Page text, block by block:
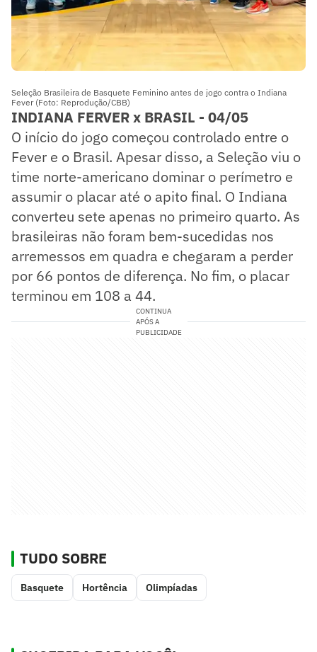
Seleção Brasileira de Basquete Feminino antes de jogo contra o Indiana
Fever (Foto: Reprodução/CBB)
INDIANA FERVER x BRASIL - 04/05
O início do jogo começou controlado entre o
Fever e o Brasil. Apesar disso, a Seleção viu o
time norte-americano dominar o perímetro e
assumir o placar até o apito final. O Indiana
converteu sete apenas no primeiro quarto. As
brasileiras não foram bem-sucedidas nos
arremessos em quadra e chegaram a perder
por 66 pontos de diferença. No fim, o placar
terminou em 108 a 44.
CONTINUA
APÓS A
PUBLICIDADE
TUDO SOBRE
Basquete Hortência Olimpíadas